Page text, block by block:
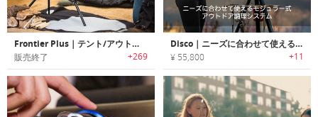
Frontier Plus｜テント/アウトドアに最適なポータブルウッドストーブ「フロンティアプラス」
販売終了 +269
Disco｜ニーズに合わせて使えるモジュラー式アウトドア調理システム「ディスコ」
¥ 55,800 +11